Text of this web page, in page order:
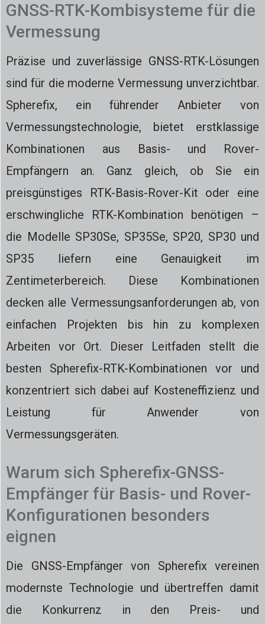
GNSS-RTK-Kombisysteme für die
Vermessung
Präzise und zuverlässige GNSS-RTK-Lösungen
sind für die moderne Vermessung unverzichtbar.
Spherefix, ein führender Anbieter von
Vermessungstechnologie, bietet erstklassige
Kombinationen aus Basis- und Rover-
Empfängern an. Ganz gleich, ob Sie ein
preisgünstiges RTK-Basis-Rover-Kit oder eine
erschwingliche RTK-Kombination benötigen –
die Modelle SP30Se, SP35Se, SP20, SP30 und
SP35 liefern eine Genauigkeit im
Zentimeterbereich. Diese Kombinationen
decken alle Vermessungsanforderungen ab, von
einfachen Projekten bis hin zu komplexen
Arbeiten vor Ort. Dieser Leitfaden stellt die
besten Spherefix-RTK-Kombinationen vor und
konzentriert sich dabei auf Kosteneffizienz und
Leistung für Anwender von
Vermessungsgeräten.
Warum sich Spherefix-GNSS-
Empfänger für Basis- und Rover-
Konfigurationen besonders
eignen
Die GNSS-Empfänger von Spherefix vereinen
modernste Technologie und übertreffen damit
die Konkurrenz in den Preis- und